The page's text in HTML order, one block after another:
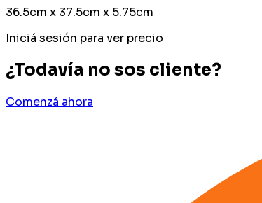
36.5cm x 37.5cm x 5.75cm
Iniciá sesión para ver precio
¿Todavía no sos cliente?
Comenzá ahora